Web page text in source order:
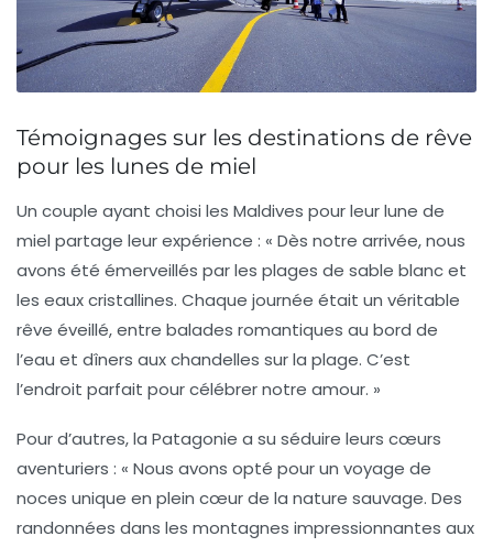
Témoignages sur les destinations de rêve
pour les lunes de miel
Un couple ayant choisi les Maldives pour leur lune de
miel partage leur expérience : « Dès notre arrivée, nous
avons été émerveillés par les plages de sable blancet
les eaux cristallines. Chaque journée était un véritable
rêve éveillé, entre balades romantiques au bord de
l’eau et dîners aux chandelles sur la plage. C’est
l’endroit parfait pour célébrer notre amour. »
Pour d’autres, la Patagonie a su séduire leurs cœurs
aventuriers : « Nous avons opté pour un voyage de
noces unique en plein cœur de la nature sauvage. Des
randonnées dans les montagnes impressionnantes aux